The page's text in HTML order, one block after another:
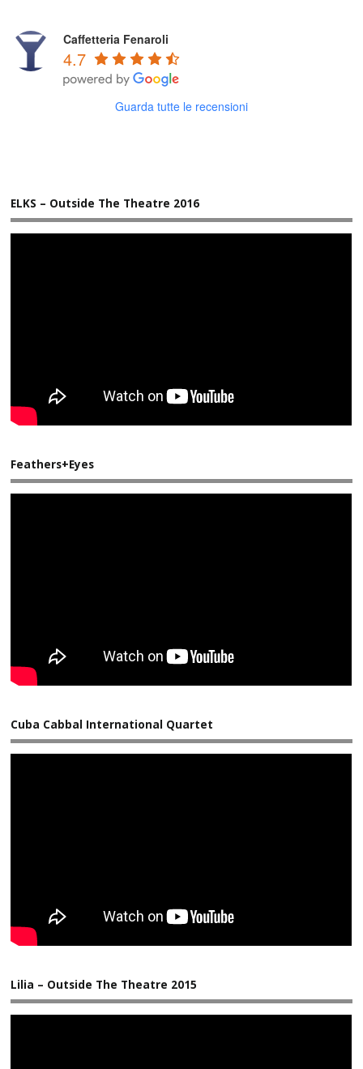
Caffetteria Fenaroli
4.7
Guarda tutte le recensioni
ELKS – Outside The Theatre 2016
Feathers+Eyes
Cuba Cabbal International Quartet
Lilia – Outside The Theatre 2015